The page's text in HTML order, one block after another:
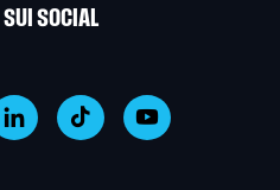
SOCIAL